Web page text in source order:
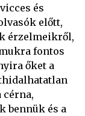
és
előtt,
érzelmeikről,
fontos
őket a
cérna,
bennük és a